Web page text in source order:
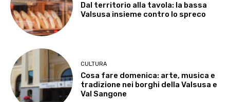
Dal territorio alla tavola: la bassa
Valsusa insieme contro lo spreco
CULTURA
Cosa fare domenica: arte, musica e
tradizione nei borghi della Valsusa e
Val Sangone